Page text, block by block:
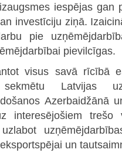
iespējas gan
investīciju ziņā.
pie
pievilcīgas.
visus savā rīcībā
Latvijas
Azerbaidžānā
interesējošiem trešo
un